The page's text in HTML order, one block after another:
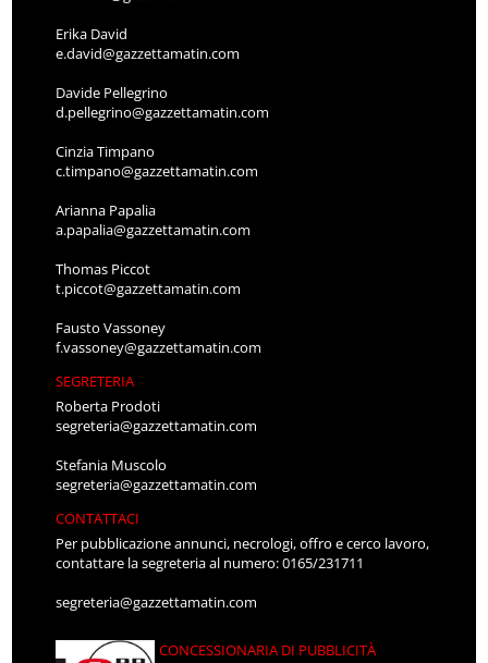
Erika David
e.david@gazzettamatin.com
Davide Pellegrino
d.pellegrino@gazzettamatin.com
Cinzia Timpano
c.timpano@gazzettamatin.com
Arianna Papalia
a.papalia@gazzettamatin.com
Thomas Piccot
t.piccot@gazzettamatin.com
Fausto Vassoney
f.vassoney@gazzettamatin.com
SEGRETERIA
Roberta Prodoti
segreteria@gazzettamatin.com
Stefania Muscolo
segreteria@gazzettamatin.com
CONTATTACI
Per pubblicazione annunci, necrologi, offro e cerco lavoro,
contattare la segreteria al numero: 0165/231711
segreteria@gazzettamatin.com
CONCESSIONARIA DI PUBBLICITÀ